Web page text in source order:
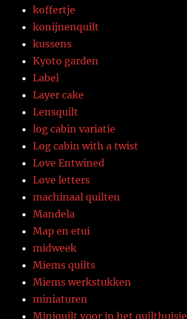
koffertje
konijnenquilt
kussens
Kyoto garden
Label
Layer cake
Lensquilt
log cabin variatie
Log cabin with a twist
Love Entwined
Love letters
machinaal quilten
Mandela
Map en etui
midweek
Miems quilts
Miems werkstukken
miniaturen
Miniquilt voor in het quilthuisje